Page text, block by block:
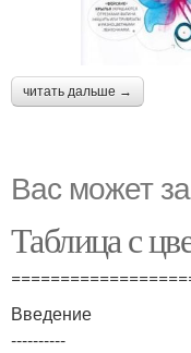
читать дальше →
Вас может
Таблица с
Введение
----------